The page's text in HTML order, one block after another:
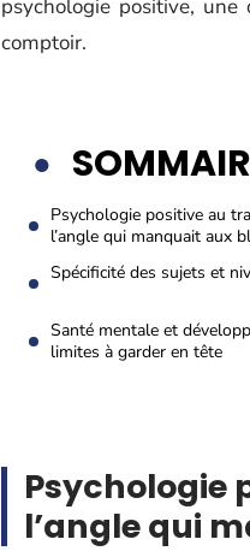
psychologie positive,
comptoir.
Psychologie positive au
l’angle qui manquait aux
Spécificité des sujets et
Santé mentale et
limites à garder en tête
Psychologie
l’angle qui